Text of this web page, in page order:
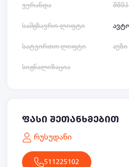
ვერანდა
სამგზავრო ლიფტი
სატვირთო ლიფტი
სიგნალიზაცია
აუზი
ფასი შეთანხმებით
რუსუდანი
511225102